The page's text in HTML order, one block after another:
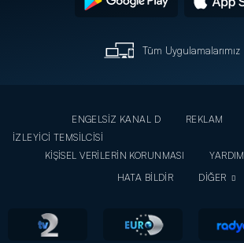
Tüm Uygulamalarımız
ENGELSİZ KANAL D REKLAM
İZLEYİCİ TEMSİLCİSİ
KİŞİSEL VERİLERİN KORUNMASI
YARDIM
HATA BİLDİR
DİĞER